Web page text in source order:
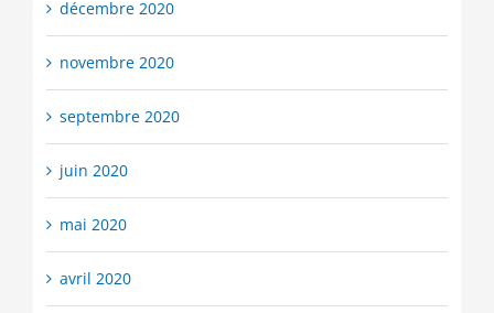
décembre 2020
novembre 2020
septembre 2020
juin 2020
mai 2020
avril 2020